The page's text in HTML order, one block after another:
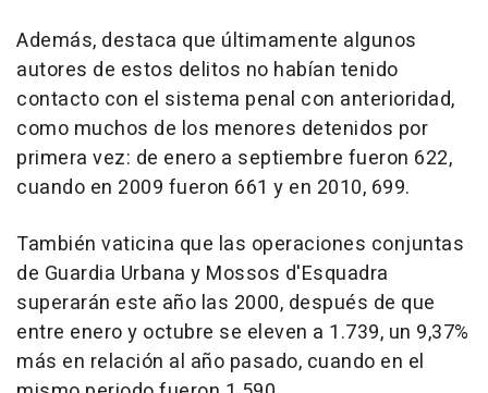
Además, destaca que últimamente algunos
autores de estos delitos no habían tenido
contacto con el sistema penal con anterioridad,
como muchos de los menores detenidos por
primera vez: de enero a septiembre fueron 622,
cuando en 2009 fueron 661 y en 2010, 699.
También vaticina que las operaciones conjuntas
de Guardia Urbana y Mossos d'Esquadra
superarán este año las 2000, después de que
entre enero y octubre se eleven a 1.739, un 9,37%
más en relación al año pasado, cuando en el